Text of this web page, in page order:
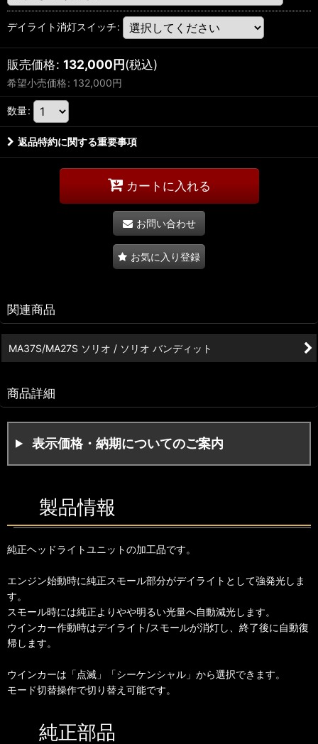
デイライト消灯スイッチ:
販売価格: 132,000円(税込)
希望小売価格: 132,000円
数量:
返品特約に関する重要事項
カートに入れる
お問い合わせ
お気に入り登録
関連商品
MA37S/MA27S ソリオ / ソリオ バンディット
商品詳細
表示価格・納期についてのご案内
製品情報
純正ヘッドライトユニットの加工品です。
エンジン始動時に純正スモール部分がデイライトとして強発光しま
す。
スモール時には純正よりやや明るい光量へ自動減光します。
ウインカー作動時はデイライト/スモールが消灯し、終了後に自動復
帰します。
ウインカーは「点滅」「シーケンシャル」から選択できます。
モード切替操作で切り替え可能です。
純正部品